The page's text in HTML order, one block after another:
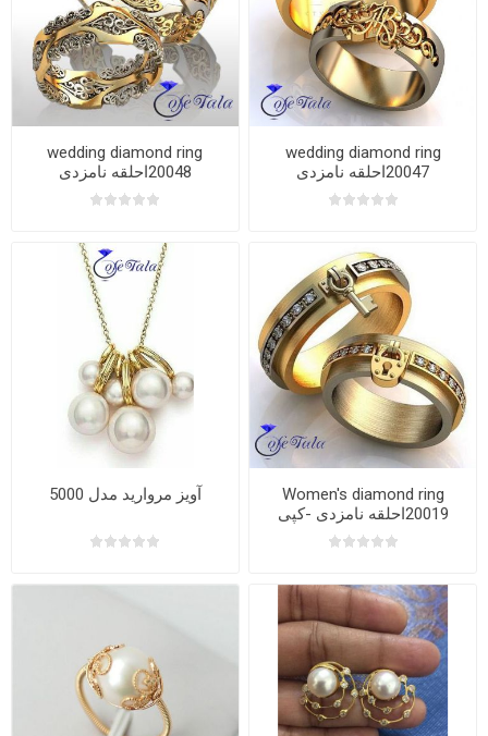
wedding diamond ring
20047احلقه نامزدی
wedding diamond ring
20048احلقه نامزدی
Women's diamond ring
20019احلقه نامزدی -کپی
آویز مروارید مدل 5000